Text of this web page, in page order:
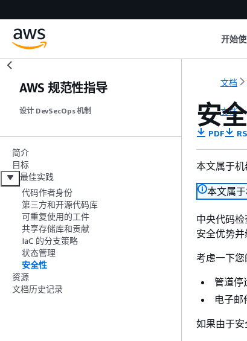
开始
AWS 规范性指导
设计 DevSecOps 机制
简介
目标
最佳实践
代码作者身份
第三方和开源代码库
可重复使用的工件
共享存储库和贡献
IaC 的分支策略
状态管理
安全性
资源
文档历史记录
文档
文档
安
PDF
本文属于机
本文属
中央代码
安全优势并
考虑一下您
管道停
电子邮
如果由于安